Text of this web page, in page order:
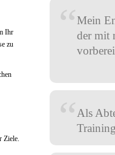
Ihr
zu
Ziele.
“Mein
der mit
“ Als